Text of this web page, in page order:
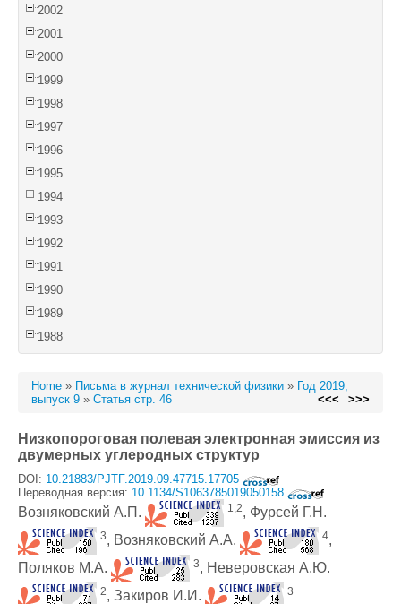
2002
2001
2000
1999
1998
1997
1996
1995
1994
1993
1992
1991
1990
1989
1988
Home » Письма в журнал технической физики » Год 2019,
выпуск 9 » Статья стр. 46 <<< >>>
Низкопороговая полевая электронная эмиссия из
двумерных углеродных структур
DOI: 10.21883/PJTF.2019.09.47715.17705
Переводная версия: 10.1134/S1063785019050158
Возняковский А.П. 1,2, Фурсей Г.Н.
3, Возняковский А.А. 4,
Поляков М.А.
3, Неверовская А.Ю.
2, Закиров И.И. 3